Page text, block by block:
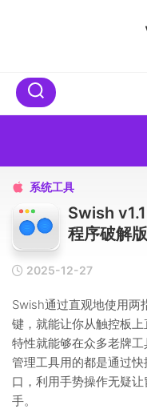
 系统工具
Swish
程序破解版
2025-12-27
Swish通过直观地使用两
键，就能让你从触控板
特性就能够在众多老牌
管理工具用的都是通过
口，利用手势操作无疑
手。